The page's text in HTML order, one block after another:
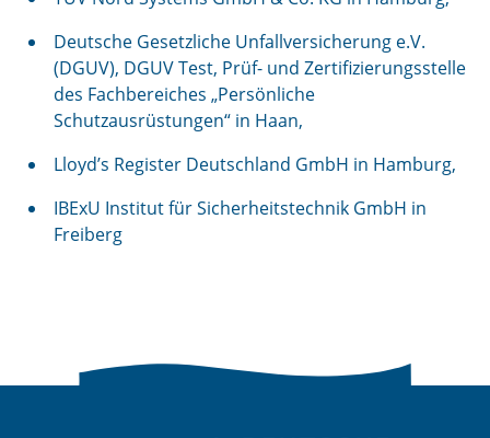
Deutsche Gesetzliche Unfallversicherung e.V.
(DGUV), DGUV Test, Prüf- und Zertifizierungsstelle
des Fachbereiches „Persönliche
Schutzausrüstungen“ in Haan,
Lloyd’s Register Deutschland GmbH in Hamburg,
IBExU Institut für Sicherheitstechnik GmbH in
Freiberg